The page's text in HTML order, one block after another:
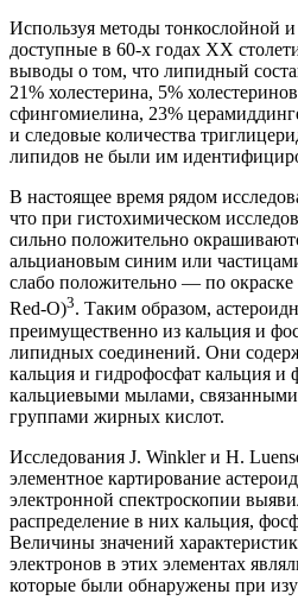
Используя методы тонкослойной
доступные в 60-х годах ХХ
выводы о том, что липидный
21% холестерина, 5%
сфингомиелина, 23%
и следовые количества
липидов не были им
В настоящее время рядом
что при гистохимическом
сильно положительно
альциановым синим или
слабо положительно — по
Red-О)3. Таким образом,
преимущественно из кальция и
липидных соединений. Они
кальция и гидрофосфат кальция и
кальциевыми мылами,
группами жирных кислот.
Исследования J. Winkler и H.
элементное картирование
электронной спектроскопии
распределение в них кальция,
Величины значений
электронов в этих элементах
которые были обнаружены при